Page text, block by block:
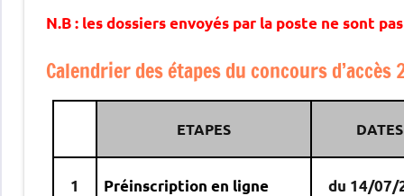
N.B: les dossiers envoyés par la poste ne sont
Calendrier des étapes du concours d’accès
ETAPES DATES
1 Préinscription en ligne du 14/07/